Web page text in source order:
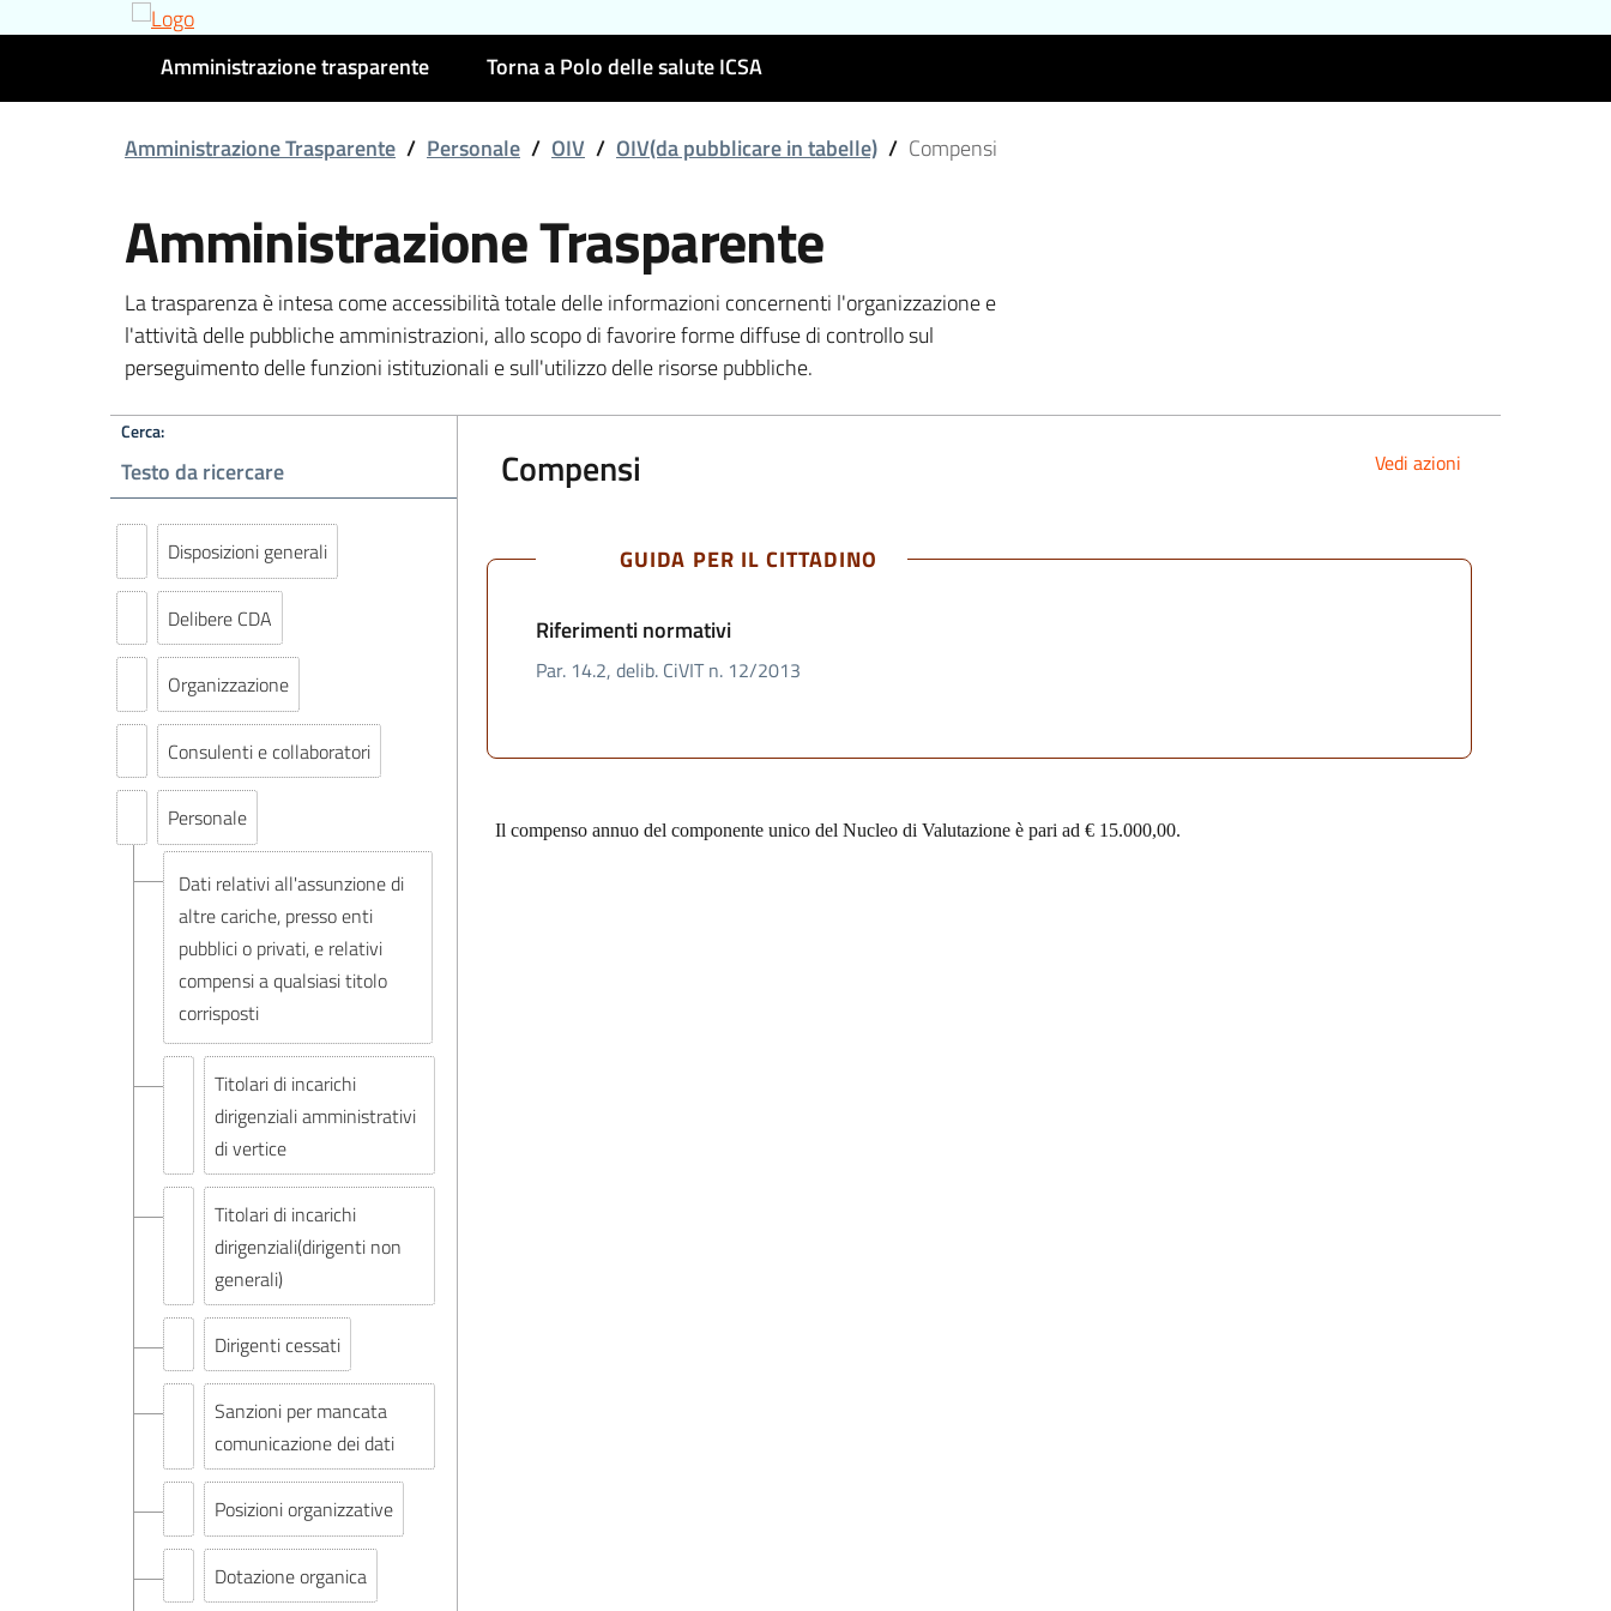
Amministrazione trasparente Torna a Polo delle salute ICSA
Amministrazione Trasparente / Personale / OIV / OIV(da pubblicare in tabelle) / Compensi
Amministrazione Trasparente
La trasparenza è intesa come accessibilità totale delle informazioni concernenti l'organizzazione e
l'attività delle pubbliche amministrazioni, allo scopo di favorire forme diffuse di controllo sul
perseguimento delle funzioni istituzionali e sull'utilizzo delle risorse pubbliche.
Cerca:
Disposizioni generali
Delibere CDA
Organizzazione
Consulenti e collaboratori
Personale
Dati relativi all'assunzione di
altre cariche, presso enti
pubblici o privati, e relativi
compensi a qualsiasi titolo
corrisposti
Titolari di incarichi
dirigenziali amministrativi
di vertice
Titolari di incarichi
dirigenziali(dirigenti non
generali)
Dirigenti cessati
Sanzioni per mancata
comunicazione dei dati
Posizioni organizzative
Dotazione organica
Compensi Vedi azioni
GUIDA PER IL CITTADINO
Riferimenti normativi
Par. 14.2, delib. CiVIT n. 12/2013
Il compenso annuo del componente unico del Nucleo di Valutazione è pari ad € 15.000,00.